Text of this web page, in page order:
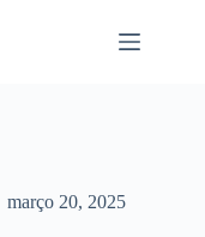
março 20, 2025